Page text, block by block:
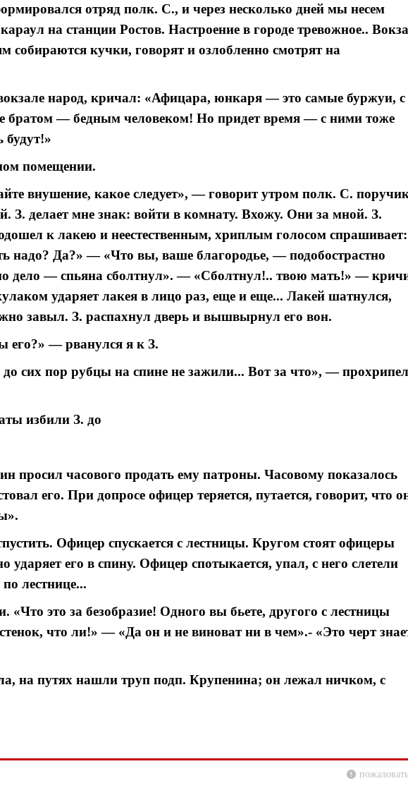
отряд полк. С., и через несколько дней мы несем
на станции Ростов. Настроение в городе тревожное..
собираются кучки, говорят и озлобленно смотрят на
народ, кричал: «Афицара, юнкаря — это самые буржуи, с
— бедным человеком! Но придет время — с ними тоже
будут!»
помещении.
внушение, какое следует», — говорит утром полк. С.
З. делает мне знак: войти в комнату. Вхожу. Они за мной. З.
к лакею и неестественным, хриплым голосом спрашивает:
надо? Да?» — «Что вы, ваше благородье, — подобострастно
дело — спьяна сболтнул». — «Сболтнул!.. твою мать!» —
ударяет лакея в лицо раз, еще и еще... Лакей шатнулся,
завыл. З. распахнул дверь и вышвырнул его вон.
его?» — рванулся я к З.
до сих пор рубцы на спине не зажили... Вот за что», — прохрипел
избили З. до
просил часового продать ему патроны. Часовому показалось
его. При допросе офицер теряется, путается, говорит, что
Офицер спускается с лестницы. Кругом стоят офицеры
ударяет его в спину. Офицер спотыкается, упал, с него слетели
лестнице...
«Что это за безобразие! Одного вы бьете, другого с лестницы
что ли!» — «Да он и не виноват ни в чем».- «Это черт
на путях нашли труп подп. Крупенина; он лежал ничком, с
политикой конфиденциальности и защиты